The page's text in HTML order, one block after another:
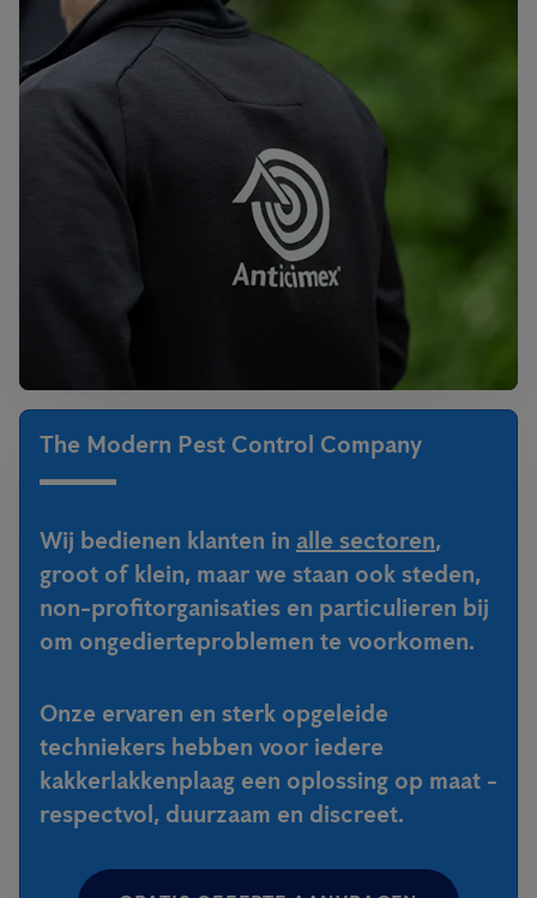
The Modern Pest Control Company
Wij bedienen klanten in alle sectoren,
groot of klein, maar we staan ook steden,
non-profitorganisaties en particulieren bij
om ongedierteproblemen te voorkomen.
Onze ervaren en sterk opgeleide
techniekers hebben voor iedere
kakkerlakkenplaag een oplossing op maat -
respectvol, duurzaam en discreet.